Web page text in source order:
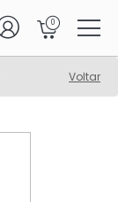
0
Voltar